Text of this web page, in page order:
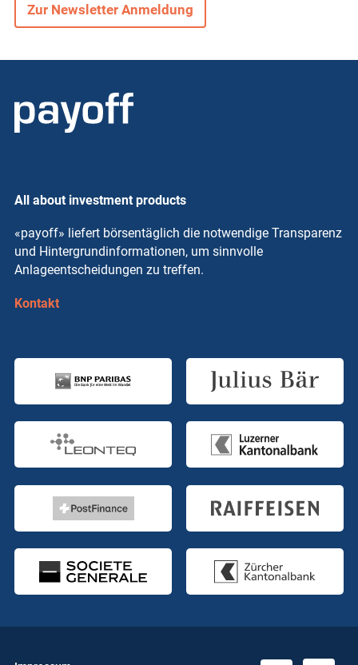
Zur Newsletter Anmeldung
All about investment products
«payoff» liefert börsentäglich die notwendige Transparenz
und Hintergrundinformationen, um sinnvolle
Anlageentscheidungen zu treffen.
Kontakt